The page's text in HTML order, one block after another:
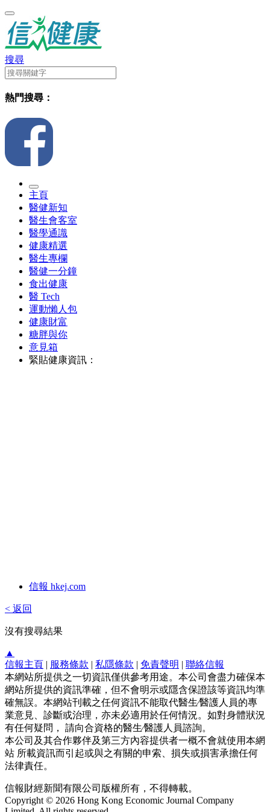
搜尋
熱門搜尋：
主頁
醫健新知
醫生會客室
醫學通識
健康精選
醫生專欄
醫健一分鐘
食出健康
醫 Tech
運動懶人包
健康財富
糖胖與你
意見箱
緊貼健康資訊：
信報 hkej.com
< 返回
沒有搜尋結果
▲
信報主頁 | 服務條款 | 私隱條款 | 免責聲明 | 聯絡信報
本網站所提供之一切資訊僅供參考用途。本公司會盡力確保本
網站所提供的資訊準確，但不會明示或隱含保證該等資訊均準
確無誤。本網站刊載之任何資訊不能取代醫生∕醫護人員的專
業意見、診斷或治理，亦未必適用於任何情況。如對身體狀況
有任何疑問， 請向合資格的醫生∕醫護人員諮詢。
本公司及其合作夥伴及第三方內容提供者一概不會就使用本網
站 所載資訊而引起或與之有關的申索、損失或損害承擔任何
法律責任。
信報財經新聞有限公司版權所有，不得轉載。
Copyright © 2026 Hong Kong Economic Journal Company